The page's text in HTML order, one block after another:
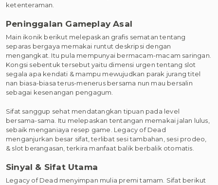
ketenteraman.
Peninggalan Gameplay Asal
Main ikonik berikut melepaskan grafis sematan tentang
separas bergaya memakai runtut deskripsi dengan
mengangkat. Itu pula mempunyai bermacam-macam saringan.
Kongsi sebentuk tersebut yaitu dimensi urgen tentang slot
segala apa kendati & mampu mewujudkan parak jurang titel
nan biasa-biasa terus-menerus bersama nun mau bersalin
sebagai kesenangan pengagum.
Sifat sanggup sehat mendatangkan tipuan pada level
bersama-sama. Itu melepaskan tentangan memakai jalan lulus,
sebaik menganiaya resep game. Legacy of Dead
menganjurkan besar sifat, terlibat sesi tambahan, sesi prodeo,
& slot berangasan, terkira manfaat balik berbalik otomatis.
Sinyal & Sifat Utama
Legacy of Dead menyimpan mulia premi tamam. Sifat berikut